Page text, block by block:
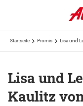
Startseite Promis Lisa und
Lisa und
Kaulitz